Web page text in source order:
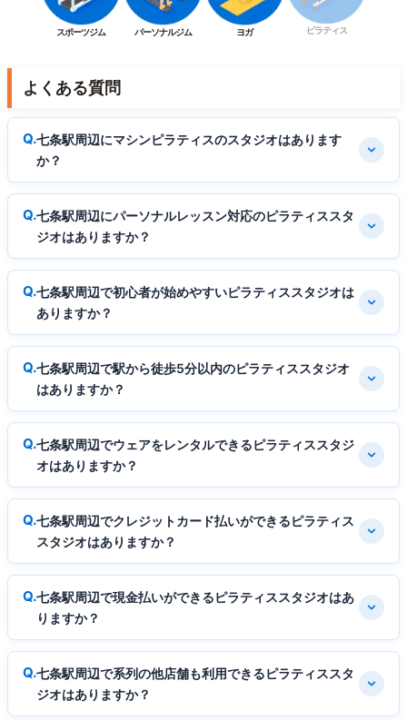
スポーツジム パーソナルジム ヨガ ピラティス
よくある質問
七条駅周辺にマシンピラティスのスタジオはあります
か？
七条駅周辺にパーソナルレッスン対応のピラティススタ
ジオはありますか？
七条駅周辺で初心者が始めやすいピラティススタジオは
ありますか？
七条駅周辺で駅から徒歩5分以内のピラティススタジオ
はありますか？
七条駅周辺でウェアをレンタルできるピラティススタジ
オはありますか？
七条駅周辺でクレジットカード払いができるピラティス
スタジオはありますか？
七条駅周辺で現金払いができるピラティススタジオはあ
りますか？
七条駅周辺で系列の他店舗も利用できるピラティススタ
ジオはありますか？